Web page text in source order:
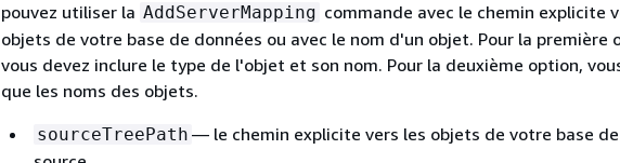
pouvez utiliser la AddServerMapping commande avec le chemin explicite
objets de votre base de données ou avec le nom d'un objet. Pour la première
vous devez inclure le type de l'objet et son nom. Pour la deuxième option,
que les noms des objets.
sourceTreePath — le chemin explicite vers les objets de votre base